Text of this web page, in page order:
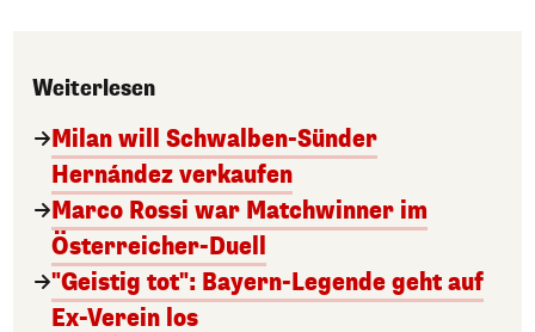
Weiterlesen
Milan will Schwalben-Sünder
Hernández verkaufen
Marco Rossi war Matchwinner im
Österreicher-Duell
"Geistig tot": Bayern-Legende geht auf
Ex-Verein los